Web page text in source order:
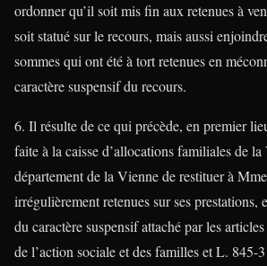
ordonner qu’il soit mis fin aux retenues à
soit statué sur le recours, mais aussi
sommes qui ont été à tort retenues en
caractère suspensif du recours.
6. Il résulte de ce qui précède, en premier
faite à la caisse d’allocations familiales de
département de la Vienne de restituer à
irrégulièrement retenues sur ses prestations,
du caractère suspensif attaché par les
de l’action sociale et des familles et L. 845-